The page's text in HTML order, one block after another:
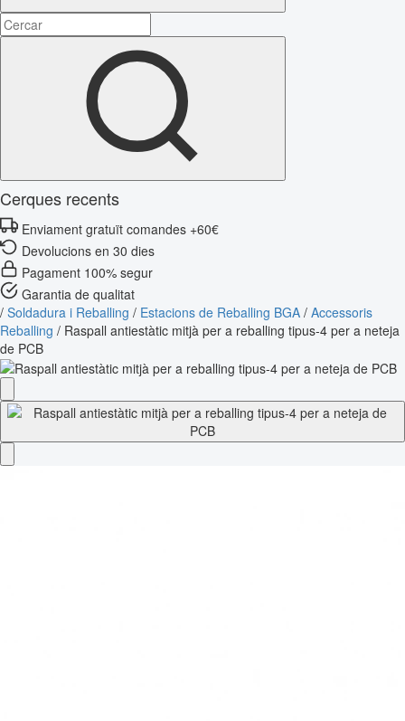
Cerques recents
Enviament gratuït comandes +60€
Devolucions en 30 dies
Pagament 100% segur
Garantia de qualitat
/ Soldadura i Reballing / Estacions de Reballing BGA / Accessoris
Reballing / Raspall antiestàtic mitjà per a reballing tipus-4 per a neteja
de PCB